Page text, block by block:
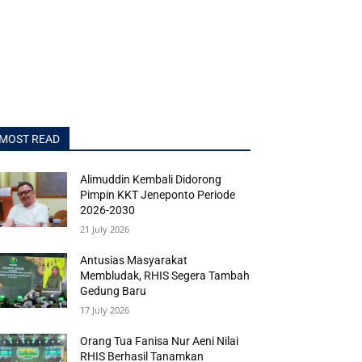
READ
Alimuddin Kembali Didorong
Pimpin KKT Jeneponto Periode
2026-2030
21 July 2026
Antusias Masyarakat
Membludak, RHIS Segera Tambah
Gedung Baru
17 July 2026
Orang Tua Fanisa Nur Aeni Nilai
RHIS Berhasil Tanamkan